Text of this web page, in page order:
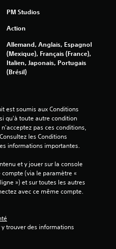
a
v
)
PM Studios
Action
Allemand, Anglais, Espagnol
(Mexique), Français (France),
Italien, Japonais, Portugais
(Brésil)
est soumis aux Conditions
qu'à toute autre condition
pas ces conditions,
les Conditions
informations importantes.
et y jouer sur la console
compte (via le paramètre «
») et sur toutes les autres
avec ce même compte.